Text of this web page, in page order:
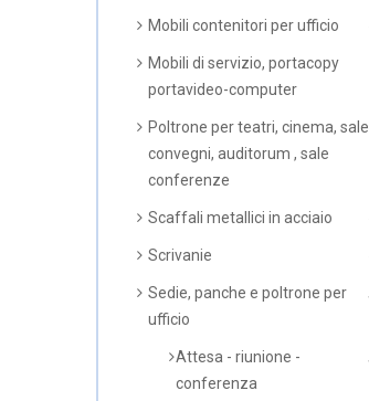
Mobili contenitori per ufficio
Mobili di servizio, portacopy
portavideo-computer
Poltrone per teatri, cinema, sale
convegni, auditorum , sale
conferenze
Scaffali metallici in acciaio
Scrivanie
Sedie, panche e poltrone per
ufficio
Attesa - riunione -
conferenza